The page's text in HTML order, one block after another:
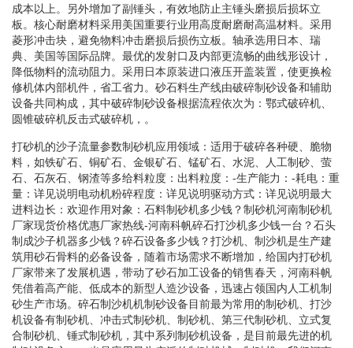
成本以上。另外增加了副锤头，有效地防止主锤头磨损后损坏立
板。核心耐磨材料采用美国重要行业用高度耐磨耐高温材料。采用
菱形冲击块，避免物料冲击磨损后损伤立板。轴承选用日本、瑞
典、美国等国际品牌。最优的发射口及内部更流畅的曲线形设计，
降低物料的流动阻力。采用日本原装进口液压开盖装置，使更换检
修机体内部机件，省工省力。砂石料生产线由破碎制砂设备和辅助
设备共同构成，其中破碎制砂设备根据流程依次为：鄂式破碎机、
圆锥破碎机反击式破碎机，。
打砂机的沙子流量参数制砂机应用领域：适用于破碎各种硬、脆物
料，如铁矿石、铜矿石、金银矿石、锰矿石、水泥、人工制砂、萤
石、石灰石、钢渣等多给料粒度：出料粒度：-生产能力：-耗电：重
量：详见说明电动机粉碎程度：详见说明驱动方式：详见说明最大
进料边长：欢迎作用对象：石料制砂机多少钱？制砂机河南制砂机
厂家现货价格优惠厂家热线-河南科帆碎石打沙机多少钱一台？石头
制成沙子机器多少钱？碎石设备多少钱？打沙机、制沙机是生产建
筑用砂石骨料的必备设备，随着市场需求不断增加，给国内打砂机
厂家带来了发展机遇，带动了砂石加工设备的销售春天，河南科帆
凭借着高产能、低成本的新型人造沙设备，迅速占领国内人工机制
砂生产市场。碎石制沙机机制砂设备目前最为常用的制砂机、打沙
机设备有制砂机、冲击式制砂机、制砂机、第三代制砂机、立式复
合制砂机、锤式制砂机，其中系列制砂机设备，是目前最先进的机